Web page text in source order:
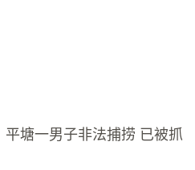
平塘一男子非法捕捞 已被抓